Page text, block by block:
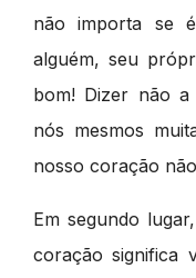
não importa se
alguém, seu
bom! Dizer não a
nós mesmos
nosso coração
Em segundo
coração significa